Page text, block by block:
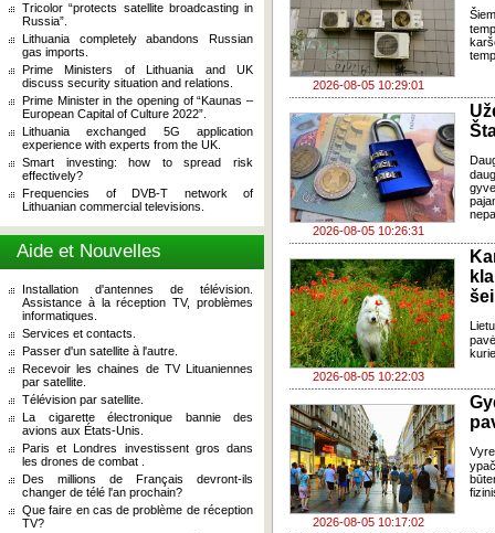
Tricolor “protects satellite broadcasting in
Russia”.
Lithuania completely abandons Russian
gas imports.
Prime Ministers of Lithuania and UK
discuss security situation and relations.
Prime Minister in the opening of “Kaunas –
European Capital of Culture 2022”.
Lithuania exchanged 5G application
experience with experts from the UK.
Smart investing: how to spread risk
effectively?
Frequencies of DVB-T network of
Lithuanian commercial televisions.
Aide et Nouvelles
Installation d'antennes de télévision.
Assistance à la réception TV, problèmes
informatiques.
Services et contacts.
Passer d'un satellite à l'autre.
Recevoir les chaines de TV Lituaniennes
par satellite.
Télévision par satellite.
La cigarette électronique bannie des
avions aux États-Unis.
Paris et Londres investissent gros dans
les drones de combat .
Des millions de Français devront-ils
changer de télé l'an prochain?
Que faire en cas de problème de réception
TV?
2026-08-05 10:29:01
2026-08-05 10:26:31
2026-08-05 10:22:03
2026-08-05 10:17:02